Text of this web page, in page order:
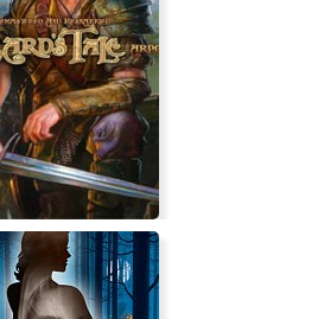
HELLION